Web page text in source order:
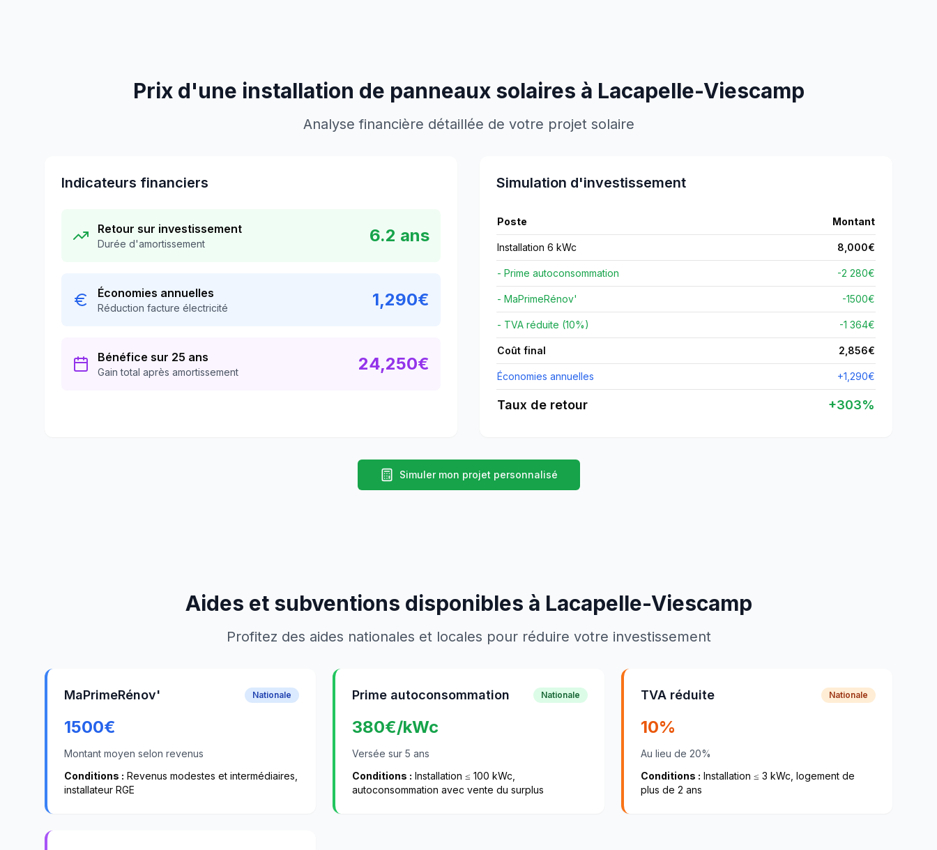
Prix d'une installation de panneaux solaires à Lacapelle-Viescamp
Analyse financière détaillée de votre projet solaire
Indicateurs financiers
Retour sur investissement
Durée d'amortissement 6.2 ans
Économies annuelles
Réduction facture électricité 1,290€
Bénéfice sur 25 ans
Gain total après amortissement 24,250€
Simulation d'investissement
Poste Montant
Installation 6 kWc 8,000€
- Prime autoconsommation -2 280€
- MaPrimeRénov' -1500€
- TVA réduite (10%) -1 364€
Coût final 2,856€
Économies annuelles +1,290€
Taux de retour +303%
Simuler mon projet personnalisé
Aides et subventions disponibles à Lacapelle-Viescamp
Profitez des aides nationales et locales pour réduire votre investissement
MaPrimeRénov' Nationale
1500€
Montant moyen selon revenus
Conditions : Revenus modestes et intermédiaires,
installateur RGE
Prime autoconsommation Nationale
380€/kWc
Versée sur 5 ans
Conditions : Installation ≤ 100 kWc,
autoconsommation avec vente du surplus
TVA réduite Nationale
10%
Au lieu de 20%
Conditions : Installation ≤ 3 kWc, logement de
plus de 2 ans